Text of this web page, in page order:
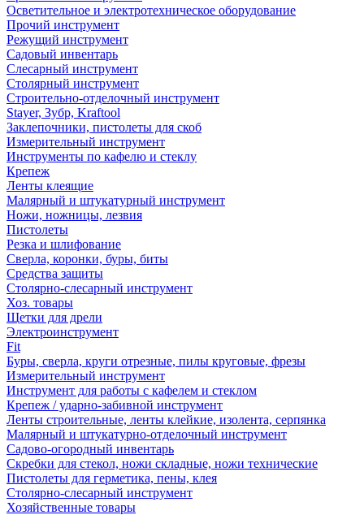
Осветительное и электротехническое оборудование
Прочий инструмент
Режущий инструмент
Садовый инвентарь
Слесарный инструмент
Столярный инструмент
Строительно-отделочный инструмент
Stayer, Зубр, Kraftool
Заклепочники, пистолеты для скоб
Измерительный инструмент
Инструменты по кафелю и стеклу
Крепеж
Ленты клеящие
Малярный и штукатурный инструмент
Ножи, ножницы, лезвия
Пистолеты
Резка и шлифование
Сверла, коронки, буры, биты
Средства защиты
Столярно-слесарный инструмент
Хоз. товары
Щетки для дрели
Электроинструмент
Fit
Буры, сверла, круги отрезные, пилы круговые, фрезы
Измерительный инструмент
Инструмент для работы с кафелем и стеклом
Крепеж / ударно-забивной инструмент
Ленты строительные, ленты клейкие, изолента, серпянка
Малярный и штукатурно-отделочный инструмент
Садово-огородный инвентарь
Скребки для стекол, ножи складные, ножи технические
Пистолеты для герметика, пены, клея
Столярно-слесарный инструмент
Хозяйственные товары